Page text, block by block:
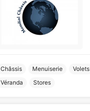
Châssis Menuiserie Volets
Véranda
Stores